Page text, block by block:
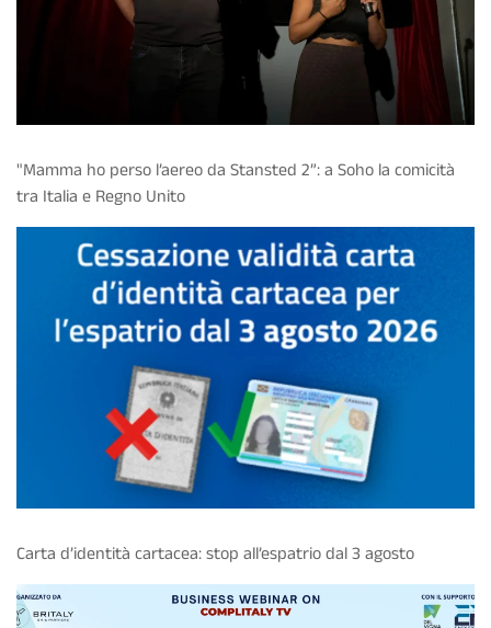
"Mamma ho perso l’aereo da Stansted 2”: a Soho la comicità
tra Italia e Regno Unito
Carta d’identità cartacea: stop all’espatrio dal 3 agosto